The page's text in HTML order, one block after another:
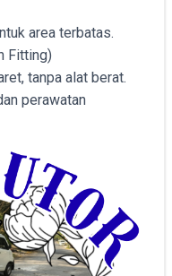
area terbatas.
Fitting)
tanpa alat berat.
perawatan